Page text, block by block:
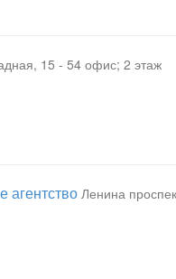
15 - 54 офис; 2 этаж
агентство Ленина